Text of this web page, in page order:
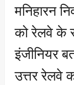
मनिहारन
को रेलवे के
इंजीनियर
उत्तर रेलवे